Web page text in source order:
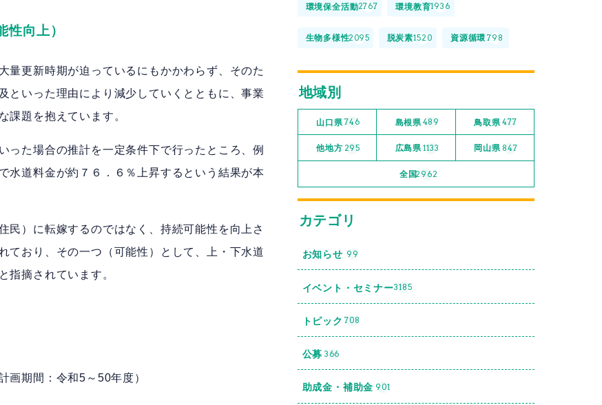
向上）
量更新時期が迫っているにもかかわらず、そのた
といった理由により減少していくとともに、事業
課題を抱えています。
った場合の推計を一定条件下で行ったところ、例
水道料金が約７６．６％上昇するという結果が本
民）に転嫁するのではなく、持続可能性を向上さ
ており、その一つ（可能性）として、上・下水道
指摘されています。
期間：令和5～50年度）
環境保全活動2767 環境教育1936
生物多様性2095 脱炭素1520 資源循環 798
地域別
山口県 746 島根県 489 鳥取県 477
他地方 295 広島県1133 岡山県 847
全国2962
カテゴリ
お知らせ 99
イベント・セミナー3185
トピック 708
公募 366
助成金・補助金 901